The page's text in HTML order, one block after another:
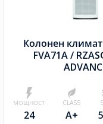
Колонен
FVA71A /
МОЩНОСТ
24
CLASS
A+